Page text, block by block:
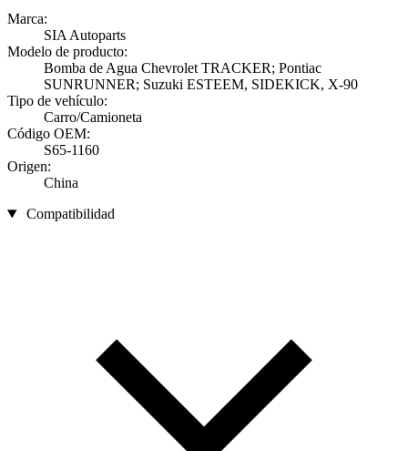
Marca:
SIA Autoparts
Modelo de producto:
Bomba de Agua Chevrolet TRACKER; Pontiac
SUNRUNNER; Suzuki ESTEEM, SIDEKICK, X-90
Tipo de vehículo:
Carro/Camioneta
Código OEM:
S65-1160
Origen:
China
Compatibilidad